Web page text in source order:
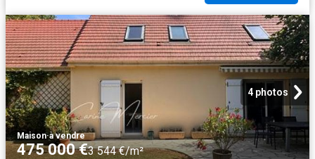
4 photos
Maison·à vendre
475 000 €3 544 €/m²